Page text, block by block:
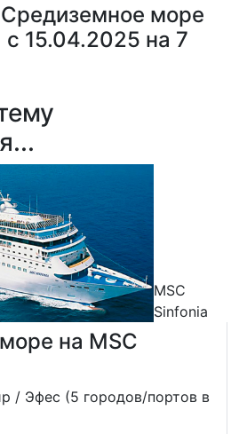
море
с 15.04.2025 на 7
MSC
Sinfonia
на MSC
/ Эфес (5 городов/портов в